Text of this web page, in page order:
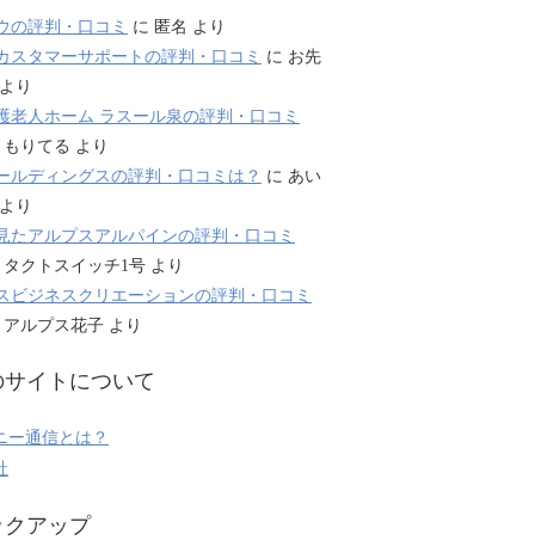
の評判・口コミ に 匿名 より
スタマーサポートの評判・口コミ に お先
り
老人ホーム ラスール泉の評判・口コミ
もりてる より
ルディングスの評判・口コミは？ に あい
り
たアルプスアルパインの評判・口コミ
タクトスイッチ1号 より
ビジネスクリエーションの評判・口コミ
アルプス花子 より
イトについて
ー通信とは？
クアップ